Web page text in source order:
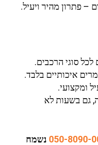
– פתרון מהיר ויעיל.
לכל סוגי הרכבים.
איכותיים בלבד.
ומקצועי.
קריאה, גם בשעות לא
נשמח